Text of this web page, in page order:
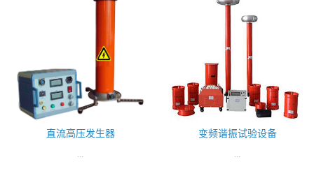
直流高压发生器
...
变频谐振试验设备
...